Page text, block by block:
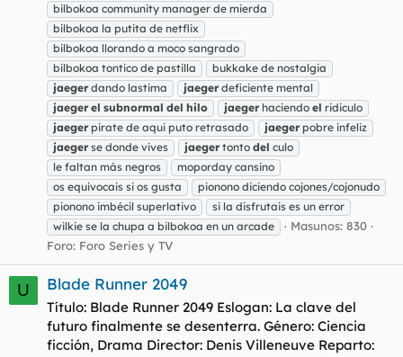
bilbokoa community manager de mierda
bilbokoa la putita de netflix
bilbokoa llorando a moco sangrado
bilbokoa tontico de pastilla
bukkake de nostalgia
jaeger dando lastima jaeger deficiente mental
jaeger el subnormal del hilo jaeger haciendo el ridiculo
jaeger pirate de aqui puto retrasado jaeger pobre infeliz
jaeger se donde vives jaeger tonto del culo
le faltan más negros
moporday cansino
os equivocais si os gusta
pionono diciendo cojones/cojonudo
pionono imbécil superlativo
si la disfrutais es un error
wilkie se la chupa a bilbokoa en un arcade
Masunos: 830
Foro: Foro Series y TV
U Blade Runner 2049
Título: Blade Runner 2049 Eslogan: La clave del
futuro finalmente se desenterra. Género: Ciencia
ficción, Drama Director: Denis Villeneuve Reparto: